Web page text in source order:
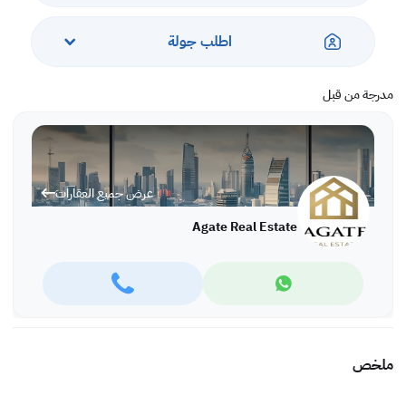
اطلب جولة
مدرجة من قبل
عرض جميع العقارات
Agate Real Estate
ملخص